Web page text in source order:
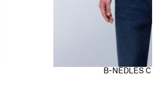
B-NEDLES C